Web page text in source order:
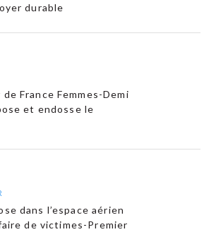
durable
France Femmes-Demi
et endosse le
dans l’espace aérien
de victimes-Premier